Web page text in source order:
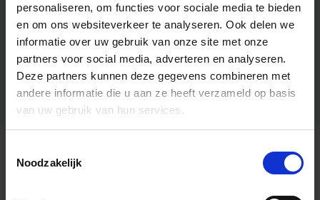
personaliseren, om functies voor sociale media te bieden
en om ons websiteverkeer te analyseren. Ook delen we
informatie over uw gebruik van onze site met onze
partners voor social media, adverteren en analyseren.
Deze partners kunnen deze gegevens combineren met
andere informatie die u aan ze heeft verzameld op basis
van uw gebruik van hun services.
Noodzakelijk
Algemene informatie